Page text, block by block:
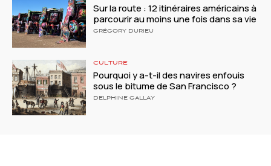
Sur la route : 12 itinéraires américains à
parcourir au moins une fois dans sa vie
GRÉGORY DURIEU
CULTURE
Pourquoi y a-t-il des navires enfouis
sous le bitume de San Francisco ?
DELPHINE GALLAY